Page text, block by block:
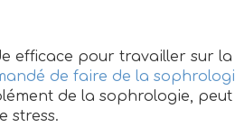
efficace pour travailler sur la
de faire de la
de la sophrologie, peut
stress.